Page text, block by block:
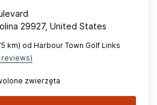
29927, United States
km) od Harbour Town Golf Links
reviews)
zwierzęta